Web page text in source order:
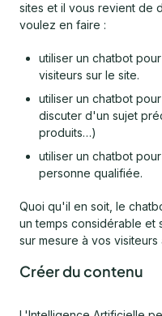
sites et il vous revient de
voulez en faire :
utiliser un chatbot
visiteurs sur le site.
utiliser un chatbot
discuter d'un sujet
produits…)
utiliser un chatbot
personne qualifiée.
Quoi qu'il en soit, le
un temps considérable
sur mesure à vos visiteurs
Créer du contenu